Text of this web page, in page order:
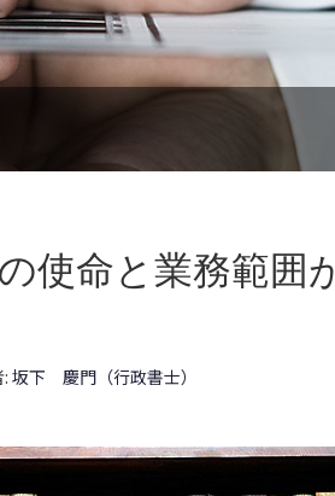
使命と業務範囲
坂下 慶門（行政書士）